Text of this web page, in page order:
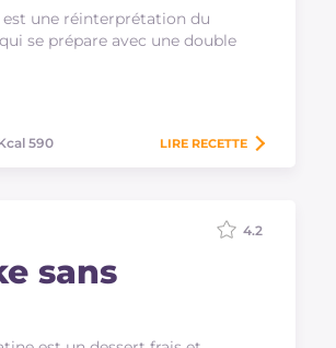
est une réinterprétation du
se prépare avec une double
590 LIRE RECETTE
sans
4.2